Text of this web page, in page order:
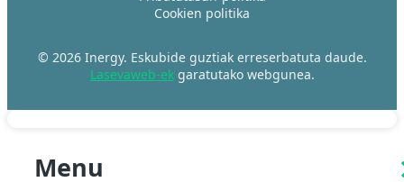
© 2026 Inergy. Eskubide guztiak erreserbatuta daude.
Lasevaweb-ekgaratutako webgunea.
Cookien politika
Menu